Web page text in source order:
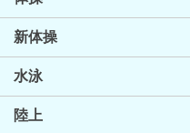
新体操
水泳
陸上